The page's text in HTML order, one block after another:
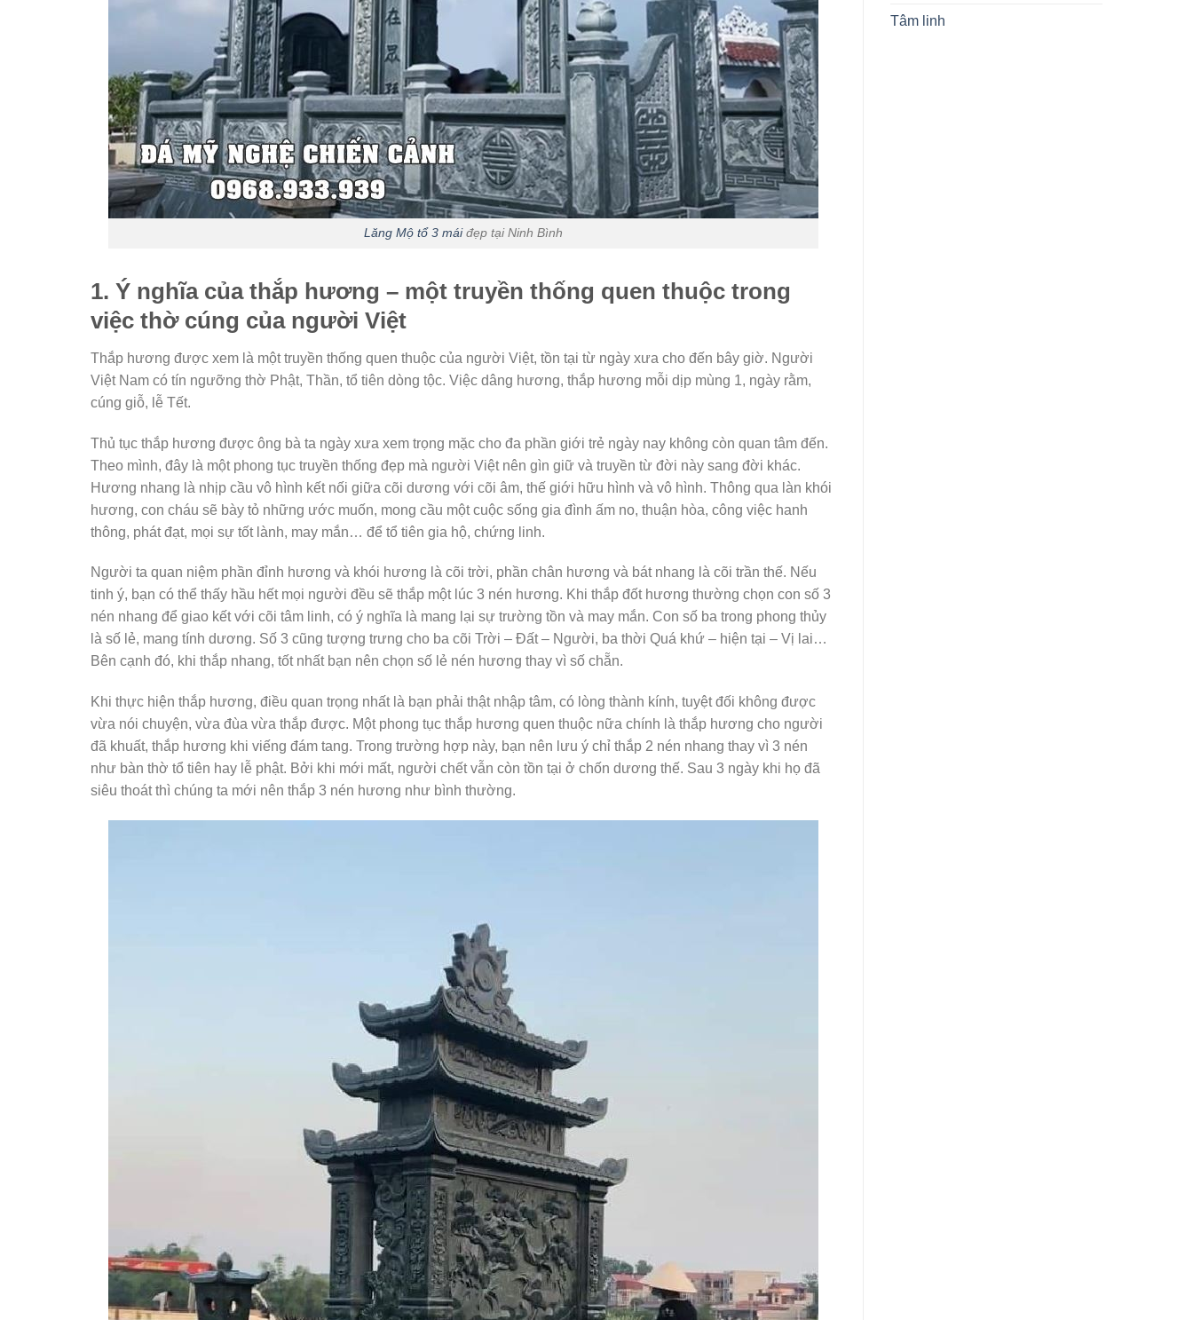
Lăng Mộ tổ 3 máiđẹp tại Ninh Bình
1. Ý nghĩa của thắp hương – một truyền thống quen thuộc trong
việc thờ cúng của người Việt
Thắp hương được xem là một truyền thống quen thuộc của người Việt, tồn tại từ ngày xưa cho đến bây giờ. Người
Việt Nam có tín ngưỡng thờ Phật, Thần, tổ tiên dòng tộc. Việc dâng hương, thắp hương mỗi dịp mùng 1, ngày rằm,
cúng giỗ, lễ Tết.
Thủ tục thắp hương được ông bà ta ngày xưa xem trọng mặc cho đa phần giới trẻ ngày nay không còn quan tâm đến.
Theo mình, đây là một phong tục truyền thống đẹp mà người Việt nên gìn giữ và truyền từ đời này sang đời khác.
Hương nhang là nhịp cầu vô hình kết nối giữa cõi dương với cõi âm, thế giới hữu hình và vô hình. Thông qua làn khói
hương, con cháu sẽ bày tỏ những ước muốn, mong cầu một cuộc sống gia đình ấm no, thuận hòa, công việc hanh
thông, phát đạt, mọi sự tốt lành, may mắn… để tổ tiên gia hộ, chứng linh.
Người ta quan niệm phần đỉnh hương và khói hương là cõi trời, phần chân hương và bát nhang là cõi trần thế. Nếu
tinh ý, bạn có thể thấy hầu hết mọi người đều sẽ thắp một lúc 3 nén hương. Khi thắp đốt hương thường chọn con số 3
nén nhang để giao kết với cõi tâm linh, có ý nghĩa là mang lại sự trường tồn và may mắn. Con số ba trong phong thủy
là số lẻ, mang tính dương. Số 3 cũng tượng trưng cho ba cõi Trời – Đất – Người, ba thời Quá khứ – hiện tại – Vị lai…
Bên cạnh đó, khi thắp nhang, tốt nhất bạn nên chọn số lẻ nén hương thay vì số chẵn.
Khi thực hiện thắp hương, điều quan trọng nhất là bạn phải thật nhập tâm, có lòng thành kính, tuyệt đối không được
vừa nói chuyện, vừa đùa vừa thắp được. Một phong tục thắp hương quen thuộc nữa chính là thắp hương cho người
đã khuất, thắp hương khi viếng đám tang. Trong trường hợp này, bạn nên lưu ý chỉ thắp 2 nén nhang thay vì 3 nén
như bàn thờ tổ tiên hay lễ phật. Bởi khi mới mất, người chết vẫn còn tồn tại ở chốn dương thế. Sau 3 ngày khi họ đã
siêu thoát thì chúng ta mới nên thắp 3 nén hương như bình thường.
Tâm linh